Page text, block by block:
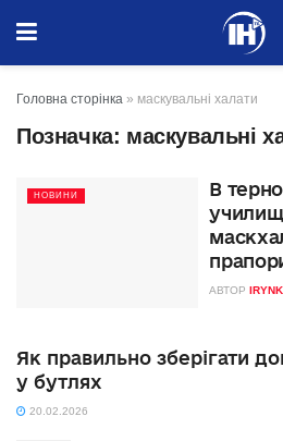
Головна сторінка » маскувальні халати
Позначка: маскувальні
НОВИНИ
В
АВТОР
Як правильно зберігати
у бутлях
20.02.2026